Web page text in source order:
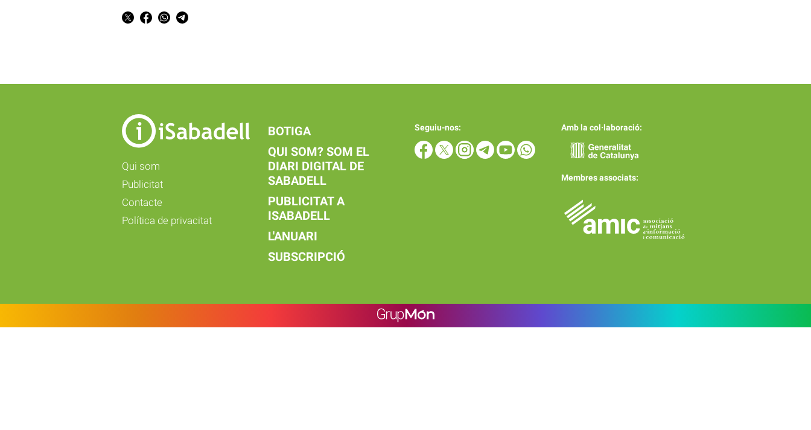
Qui som
Publicitat
Contacte
Política de privacitat
BOTIGA
QUI SOM? SOM EL
DIARI DIGITAL DE
SABADELL
PUBLICITAT A
ISABADELL
L'ANUARI
SUBSCRIPCIÓ
Seguiu-nos: Amb la col·laboració:
Membres associats: